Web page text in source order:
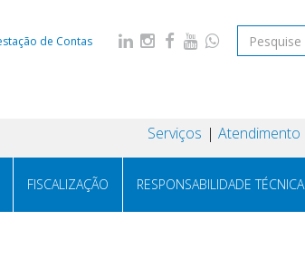
de Contas
Serviços Atendimento
FISCALIZAÇÃO RESPONSABILIDADE TÉCNICA